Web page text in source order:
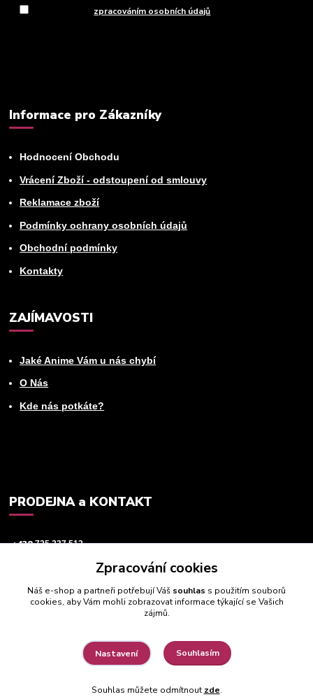
zpracováním osobních údajů
Informace pro Zákazníky
Hodnocení Obchodu
Vrácení Zboží - odstoupení od smlouvy
Reklamace zboží
Podmínky ochrany osobních údajů
Obchodní podmínky
Kontakty
ZAJÍMAVOSTI
Jaké Anime Vám u nás chybí
O Nás
Kde nás potkáte?
PRODEJNA a KONTAKT
+420725 237 512
Vytvořeno na
Eshop-rychle.cz
Zpracování cookies
Náš e-shop a partneři potřebují Váš souhlas s použitím souborů
cookies, aby Vám mohli zobrazovat informace týkající se Vašich
zájmů.
Nastavení Souhlasím
Souhlas můžete odmítnout zde.